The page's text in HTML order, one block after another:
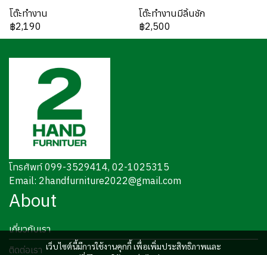
โต๊ะทำงาน
฿2,190
โต๊ะทำงานมีลิ้นชัก
฿2,500
เว็บไซต์นี้มีการใช้งานคุกกี้ เพื่อเพิ่มประสิทธิภาพและ
โทรศัพท์ 099-3529414, 02-1025315
Email: 2handfurniture2022@gmail.com
About
เกี่ยวกับเรา
ติดต่อเรา